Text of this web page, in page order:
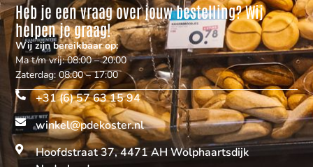
Heb je een vraag over jouw bestelling? Wij
helpen je graag!
Wij zijn bereikbaar op:
Ma t/m vrij: 08:00 – 20:00
Zaterdag: 08:00 – 17:00
+31 (6) 57 63 15 94
winkel@pdekoster.nl
Hoofdstraat 37, 4471 AH Wolphaartsdijk